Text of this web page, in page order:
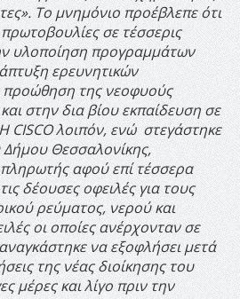
Το μνημόνιο προέβλεπε ότι
σε τέσσερις
υλοποίηση προγραμμάτων
ερευνητικών
της νεοφυούς
στην δια βίου εκπαίδευση σε
Η CISCO λοιπόν, ενώ στεγάστηκε
Δήμου Θεσσαλονίκης,
αφού επί τέσσερα
δέουσες οφειλές για τους
ρεύματος, νερού και
οι οποίες ανέρχονταν σε
να εξοφλήσει μετά
της νέας διοίκησης του
μέρες και λίγο πριν την